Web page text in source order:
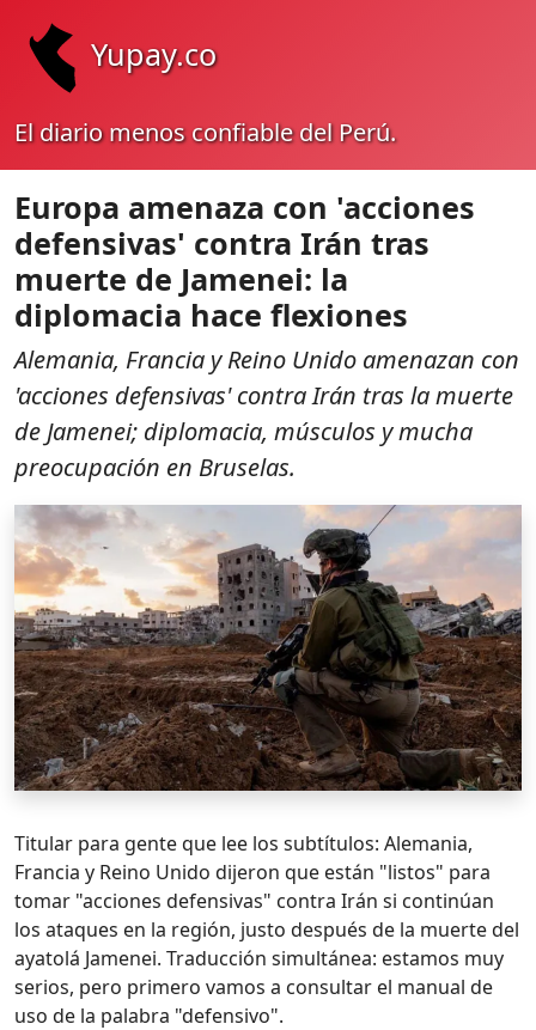
Yupay.co
El diario menos confiable del Perú.
Europa amenaza con 'acciones
defensivas' contra Irán tras
muerte de Jamenei: la
diplomacia hace flexiones
Alemania, Francia y Reino Unido amenazan con
'acciones defensivas' contra Irán tras la muerte
de Jamenei; diplomacia, músculos y mucha
preocupación en Bruselas.
Titular para gente que lee los subtítulos: Alemania,
Francia y Reino Unido dijeron que están "listos" para
tomar "acciones defensivas" contra Irán si continúan
los ataques en la región, justo después de la muerte del
ayatolá Jamenei. Traducción simultánea: estamos muy
serios, pero primero vamos a consultar el manual de
uso de la palabra "defensivo".